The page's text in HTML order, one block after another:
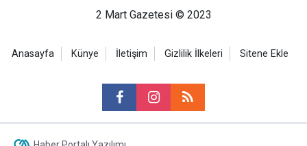
2 Mart Gazetesi © 2023
Anasayfa Künye İletişim Gizlilik İlkeleri Sitene Ekle